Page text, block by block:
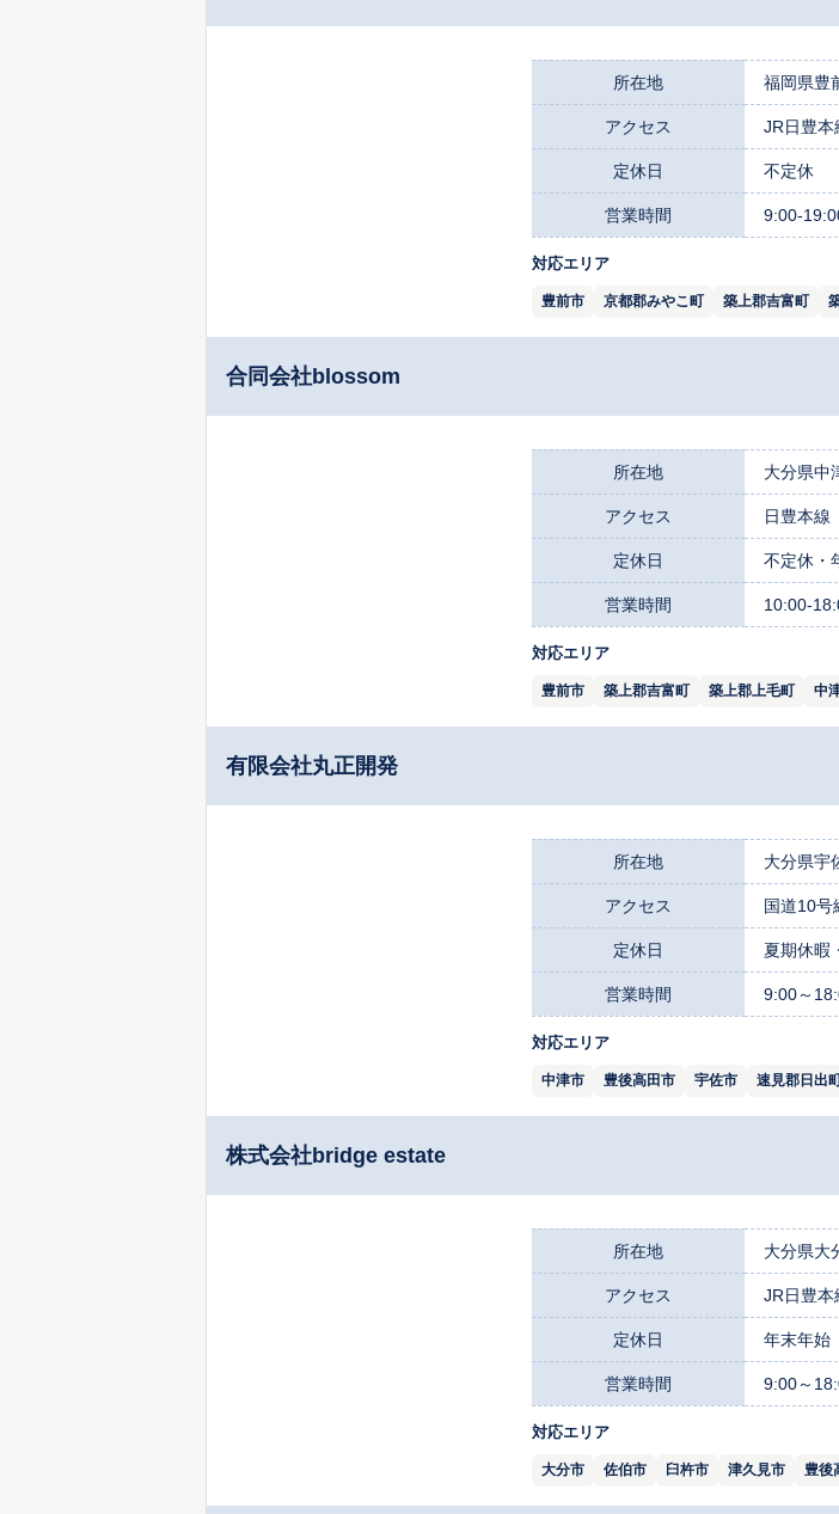
所在地 福岡県豊
アクセス JR日豊本
定休日 不定休
営業時間 9:00-
対応エリア
豊前市 京都郡みやこ町 築上郡吉富町
合同会社blossom
所在地 大分県中
アクセス 日豊本線
定休日 不定休・
営業時間 10:00-
対応エリア
豊前市 築上郡吉富町 築上郡上毛町 中
有限会社丸正開発
所在地 大分県宇
アクセス 国道10号
定休日 夏期休暇
営業時間 9:00～
対応エリア
中津市 豊後高田市 宇佐市 速見郡日出
株式会社bridge estate
所在地 大分県大
アクセス JR日豊本
定休日 年末年始
営業時間 9:00～
対応エリア
大分市 佐伯市 臼杵市 津久見市 豊後